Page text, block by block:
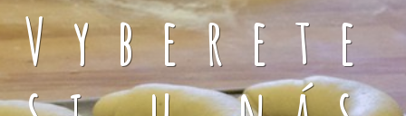
Vyberete